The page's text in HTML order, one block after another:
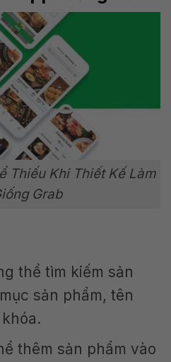
Thiếu Khi Thiết Kế Làm
Grab
thể tìm kiếm sản
sản phẩm, tên
thêm sản phẩm vào